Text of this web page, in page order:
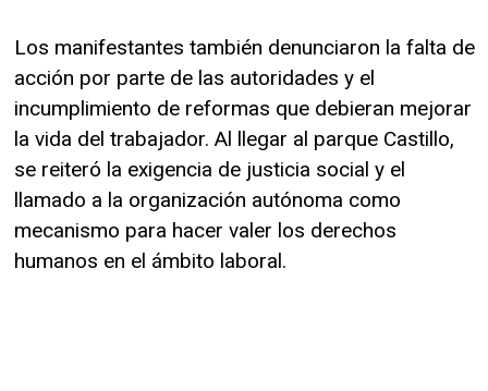
Los manifestantes también denunciaron la falta de
acción por parte de las autoridades y el
incumplimiento de reformas que debieran mejorar
la vida del trabajador. Al llegar al parque Castillo,
se reiteró la exigencia de justicia social y el
llamado a la organización autónoma como
mecanismo para hacer valer los derechos
humanos en el ámbito laboral.